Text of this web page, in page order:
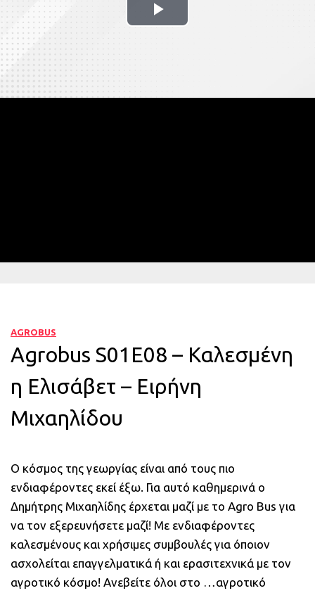
Play
AGROBUS
Agrobus S01E08 – Καλεσμένη
η Ελισάβετ – Ειρήνη
Μιχαηλίδου
Ο κόσμος της γεωργίας είναι από τους πιο
ενδιαφέροντες εκεί έξω. Για αυτό καθημερινά ο
Δημήτρης Μιχαηλίδης έρχεται μαζί με το Agro Bus για
να τον εξερευνήσετε μαζί! Με ενδιαφέροντες
καλεσμένους και χρήσιμες συμβουλές για όποιον
ασχολείται επαγγελματικά ή και ερασιτεχνικά με τον
αγροτικό κόσμο! Ανεβείτε όλοι στο …αγροτικό